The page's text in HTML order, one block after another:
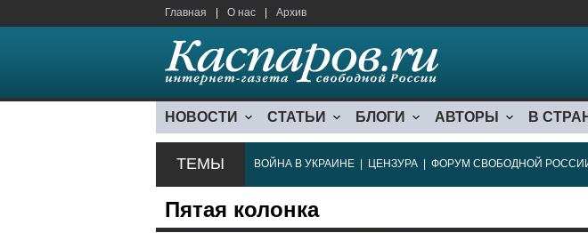
Главная О нас Архив
НОВОСТИ СТАТЬИ БЛОГИ АВТОРЫ В
ТЕМЫ ВОЙНА В УКРАИНЕ ЦЕНЗУРА ФОРУМ СВОБОДНОЙ
Пятая колонка